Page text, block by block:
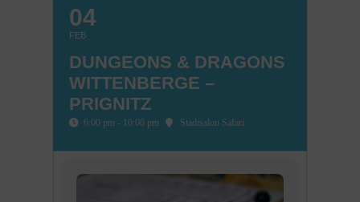
04
FEB
DUNGEONS & DRAGONS
WITTENBERGE –
PRIGNITZ
6:00 pm - 10:00 pm Stadtsalon Safari